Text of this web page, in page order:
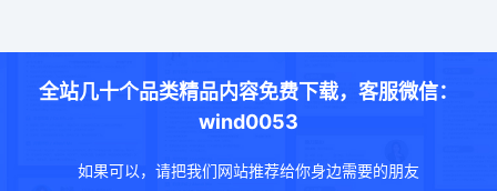
全站几十个品类精品内容免费下载，客服微信：
wind0053
如果可以，请把我们网站推荐给你身边需要的朋友